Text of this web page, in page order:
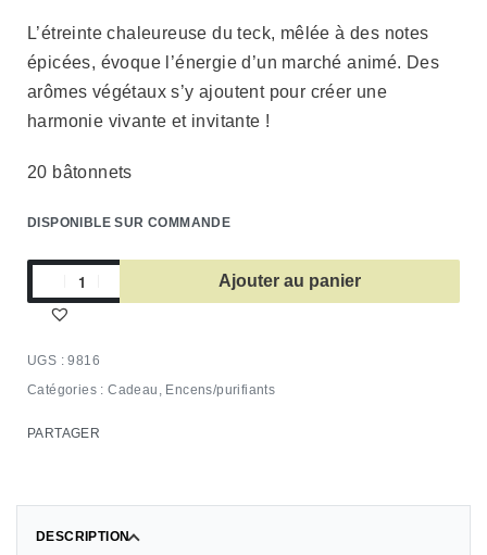
L’étreinte chaleureuse du teck, mêlée à des notes
épicées, évoque l’énergie d’un marché animé. Des
arômes végétaux s’y ajoutent pour créer une
harmonie vivante et invitante !
20 bâtonnets
DISPONIBLE SUR COMMANDE
Ajouter au panier
9816
Catégories :Cadeau , Encens/purifiants
PARTAGER
DESCRIPTION